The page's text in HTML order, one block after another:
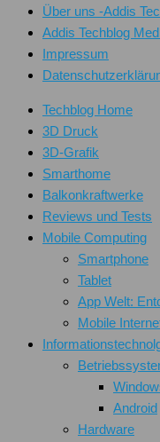
Über uns -Addis
Addis Techblog
Impressum
Techblog Home
3D Druck
3D-Grafik
Smarthome
Balkonkraftwerke
Reviews und Tests
Mobile Computing
Smartphone
Tablet
App Welt:
Mobile
Android
Hardware